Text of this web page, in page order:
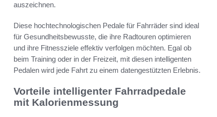
auszeichnen.
Diese hochtechnologischen Pedale für Fahrräder sind ideal
für Gesundheitsbewusste, die ihre Radtouren optimieren
und ihre Fitnessziele effektiv verfolgen möchten. Egal ob
beim Training oder in der Freizeit, mit diesen intelligenten
Pedalen wird jede Fahrt zu einem datengestützten Erlebnis.
Vorteile intelligenter Fahrradpedale
mit Kalorienmessung